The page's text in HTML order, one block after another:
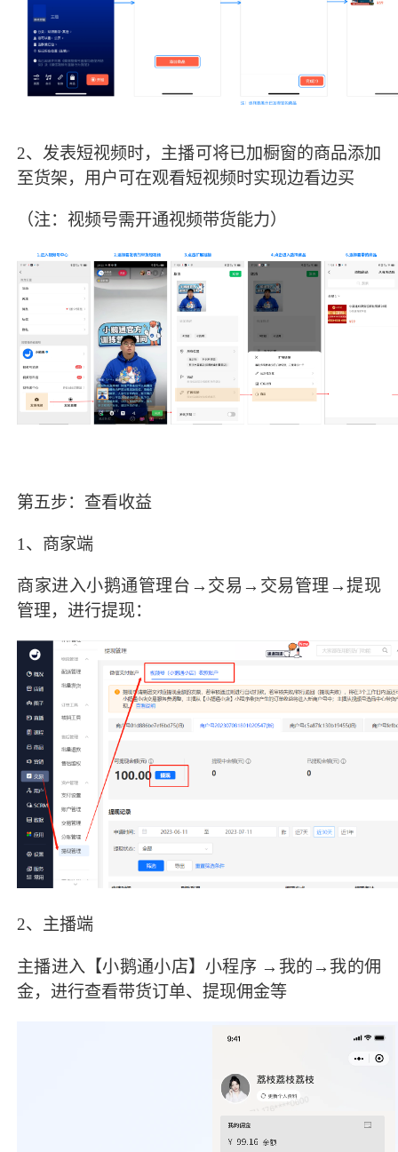
2、发表短视频时，主播可将已加橱窗的商品添加
至货架，用户可在观看短视频时实现边看边买
（注：视频号需开通视频带货能力）
第五步：查看收益
1、商家端
商家进入小鹅通管理台→交易→交易管理→提现
管理，进行提现：
2、主播端
主播进入【小鹅通小店】小程序 →我的→我的佣
金，进行查看带货订单、提现佣金等